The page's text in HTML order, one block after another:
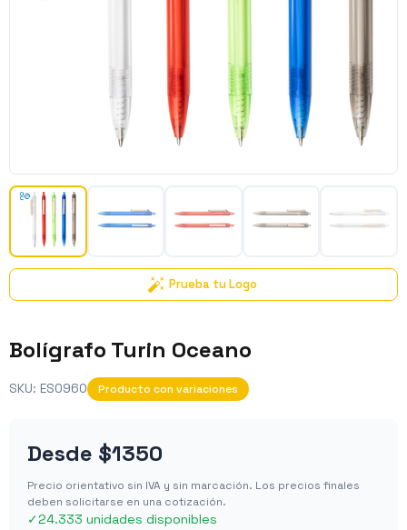
Prueba tu Logo
Bolígrafo Turin Oceano
SKU: ES0960 Producto con variaciones
Desde $1350
Precio orientativo sin IVA y sin marcación. Los precios finales
deben solicitarse en una cotización.
✓24.333 unidades disponibles